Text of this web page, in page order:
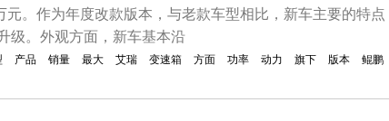
元。作为年度改款版本，与老款车型相比，新车主要的特点
级。外观方面，新车基本沿
产品 销量 最大 艾瑞 变速箱 方面 功率 动力 旗下 版本
鲲鹏